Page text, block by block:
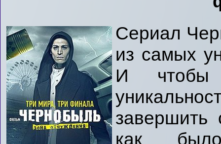
Сериал
из самых
И чтобы
завершить
как